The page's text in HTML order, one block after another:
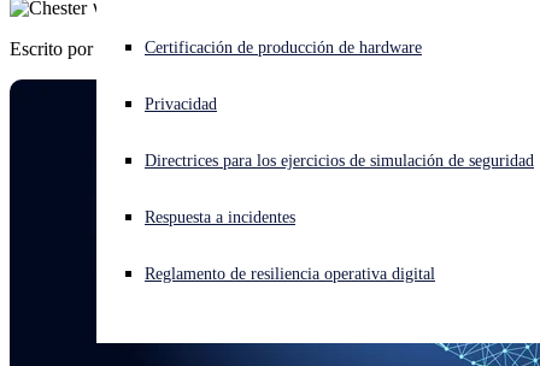
¿Está sufriendo un ciberataque? Obtenga ayuda ahora mismo
Open language switcher
Certificación de producción de hardware
Privacidad
Directrices para los ejercicios de simulación de seguridad
Respuesta a incidentes
Reglamento de resiliencia operativa digital
Escrito por Chester Wisniewski